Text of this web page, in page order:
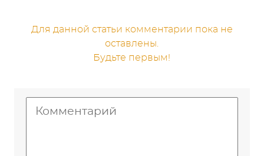
Для данной статьи комментарии пока не
оставлены.
Будьте первым!